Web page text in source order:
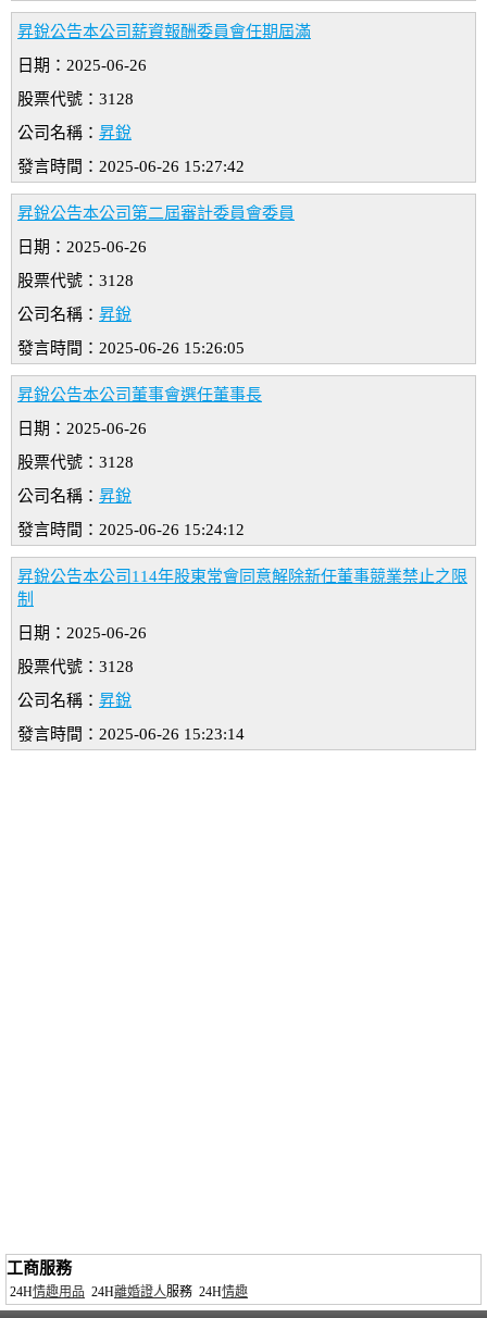
昇銳公告本公司薪資報酬委員會任期屆滿
日期：2025-06-26
股票代號：3128
公司名稱： 昇銳
發言時間：2025-06-26 15:27:42
昇銳公告本公司第二屆審計委員會委員
日期：2025-06-26
股票代號：3128
公司名稱： 昇銳
發言時間：2025-06-26 15:26:05
昇銳公告本公司董事會選任董事長
日期：2025-06-26
股票代號：3128
公司名稱： 昇銳
發言時間：2025-06-26 15:24:12
昇銳公告本公司114年股東常會同意解除新任董事競業禁止之限
制
日期：2025-06-26
股票代號：3128
公司名稱： 昇銳
發言時間：2025-06-26 15:23:14
工商服務
24H情趣用品 24H離婚證人服務 24H情趣